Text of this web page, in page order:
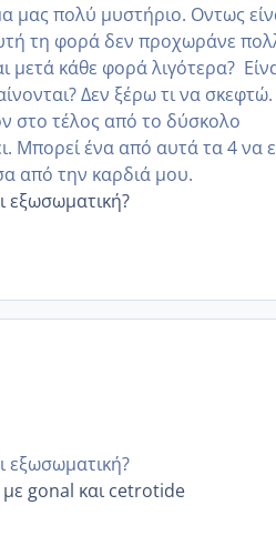
μας πολύ μυστήριο. Οντως
τη φορά δεν προχωράνε
κάθε φορά λιγότερα?
Δεν ξέρω τι να σκεφτώ.
στο τέλος από το δύσκολο
Μπορεί ένα από αυτά τα 4 να
από την καρδιά μου.
εξωσωματική?
εξωσωματική?
gonal και cetrotide